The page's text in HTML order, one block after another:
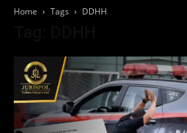
Home Tags DDHH